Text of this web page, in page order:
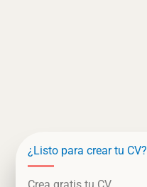
¿Listo para crear tu CV?